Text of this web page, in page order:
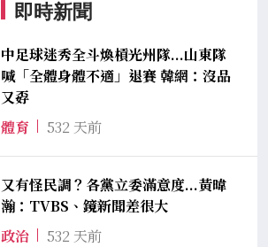
即時新聞
中足球迷秀全斗煥槓光州隊...山東隊
喊「全體身體不適」退賽 韓網：沒品
又孬
體育
532 天前
又有怪民調？各黨立委滿意度...黃暐
瀚：TVBS、鏡新聞差很大
政治
532 天前